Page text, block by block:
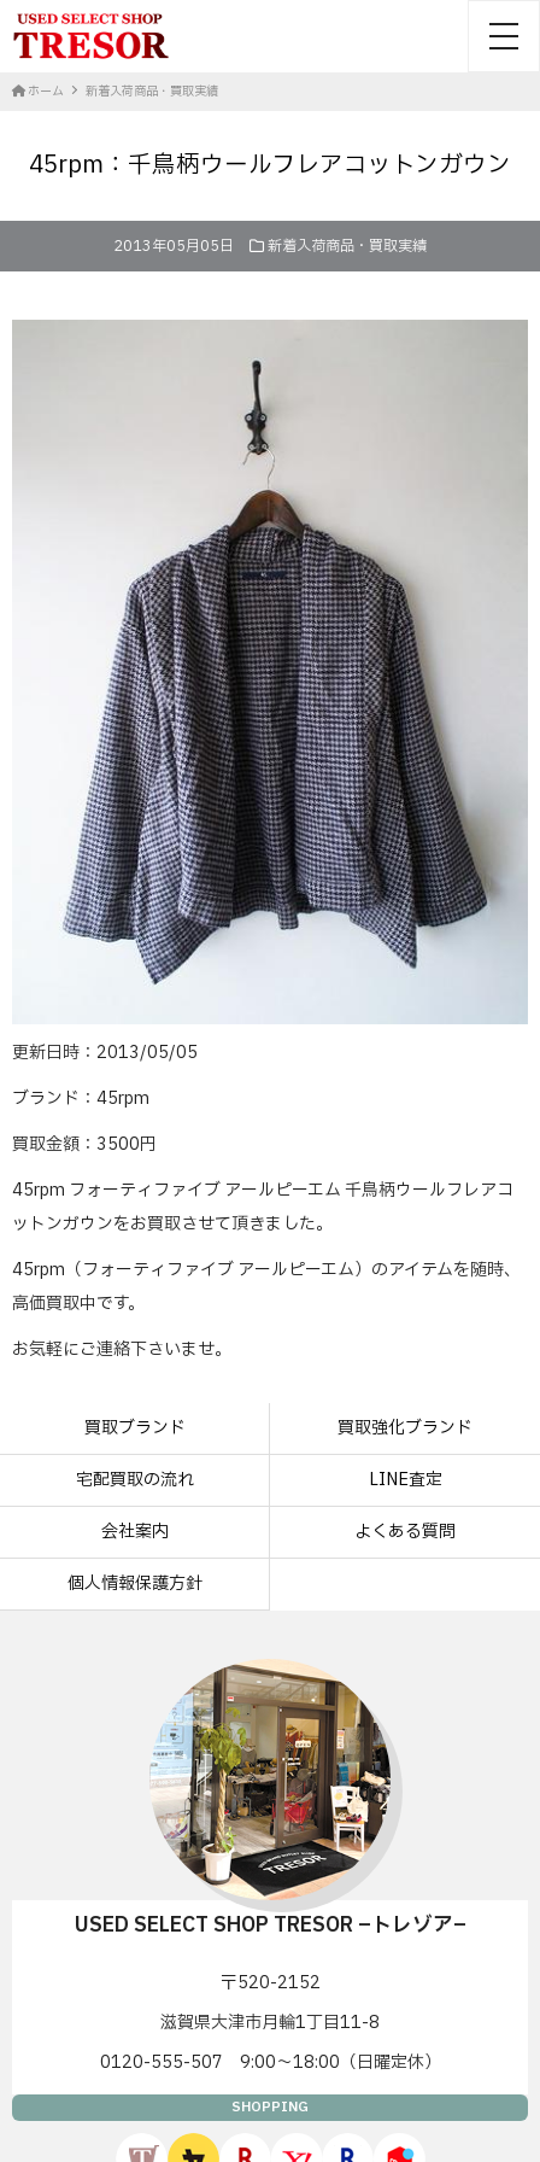
ホーム 新着入荷商品・買取実績
45rpm：千鳥柄ウールフレアコットンガウン
2013年05月05日 新着入荷商品・買取実績
更新日時：2013/05/05
ブランド：45rpm
買取金額：3500円
45rpm フォーティファイブ アールピーエム 千鳥柄ウールフレアコ
ットンガウンをお買取させて頂きました。
45rpm（フォーティファイブ アールピーエム）のアイテムを随時、
高価買取中です。
お気軽にご連絡下さいませ。
買取ブランド 買取強化ブランド
宅配買取の流れ LINE査定
会社案内 よくある質問
個人情報保護方針
USED SELECT SHOP TRESOR –トレゾア–
〒520-2152
滋賀県大津市月輪1丁目11-8
0120-555-507 9:00〜18:00（日曜定休）
SHOPPING